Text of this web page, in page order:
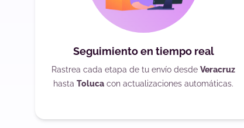
Seguimiento en tiempo real
Rastrea cada etapa de tu envío desdeVeracruz
hastaToluca con actualizaciones automáticas.